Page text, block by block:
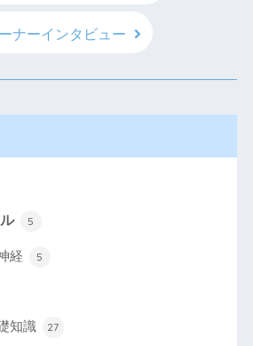
ナーインタビュー
5
経 5
知識 27